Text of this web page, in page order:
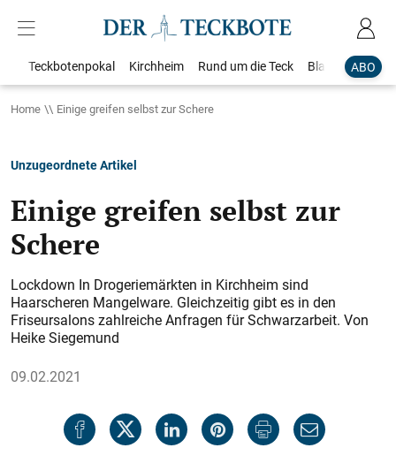
ABO
Teckbotenpokal Kirchheim Rund um die Teck Blaulicht
Home Einige greifen selbst zur Schere
Unzugeordnete Artikel
Einige greifen selbst zur
Schere
Lockdown In Drogeriemärkten in Kirchheim sind
Haarscheren Mangelware. Gleichzeitig gibt es in den
Friseursalons zahlreiche Anfragen für Schwarzarbeit. Von
Heike Siegemund
09.02.2021